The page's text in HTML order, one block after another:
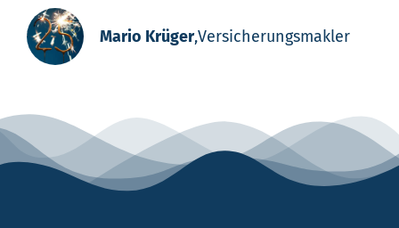
Mario Krüger,Versicherungsmakler